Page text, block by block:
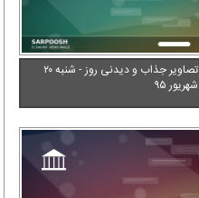
تصاویر جذاب و دیدنی روز - شنبه ۲۰
شهریور ۹۵